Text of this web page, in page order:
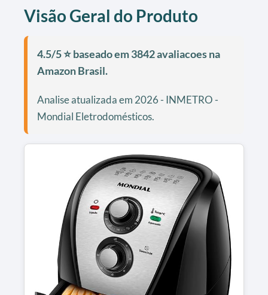
Visão Geral do Produto
4.5/5 ⭐ baseado em 3842 avaliacoes na
Amazon Brasil.
Analise atualizada em 2026 - INMETRO -
Mondial Eletrodomésticos.